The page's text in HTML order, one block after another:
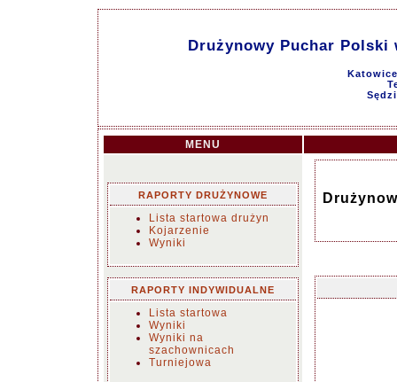
Drużynowy Puchar Polski
MENU
RAPORTY DRUŻYNOWE
Lista startowa drużyn
Kojarzenie
Wyniki
RAPORTY INDYWIDUALNE
Lista startowa
Wyniki
Wyniki na
szachownicach
Turniejowa